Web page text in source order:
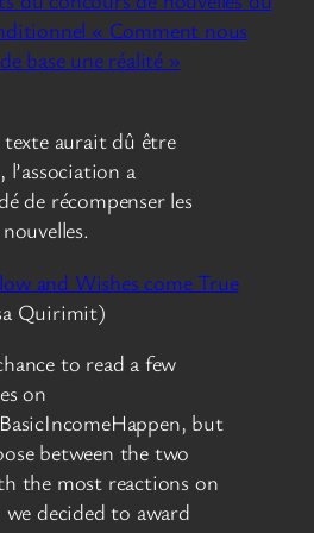
« Comment nous
base une réalité »
texte aurait dû être
l’association a
de récompenser les
and Wishes come True
Quirimit)
to read a few
on
but
between the two
the most reactions on
we decided to award